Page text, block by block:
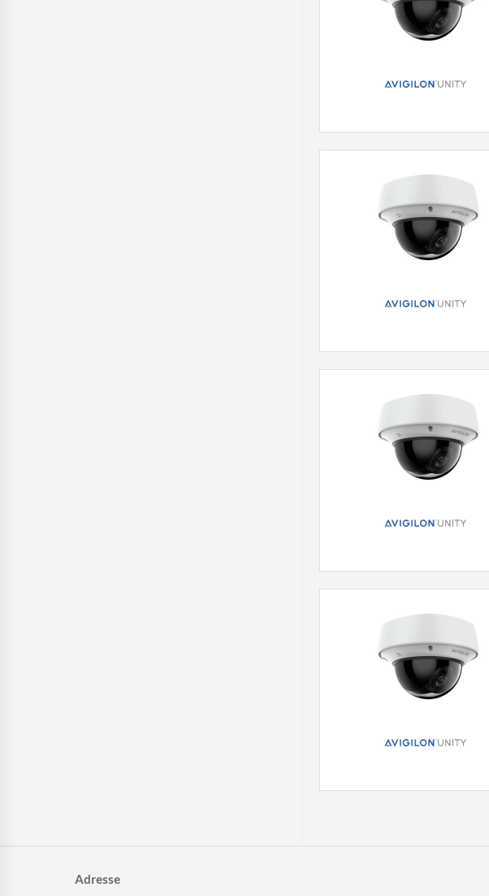
Adresse